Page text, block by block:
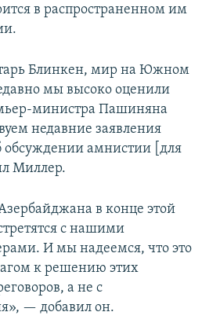
в распространенном им
Блинкен, мир на Южном
мы высоко оценили
министра Пашиняна
недавние заявления
обсуждении амнистии [для
Миллер.
в конце этой
с нашими
И мы надеемся, что это
к решению этих
а не с
— добавил он.